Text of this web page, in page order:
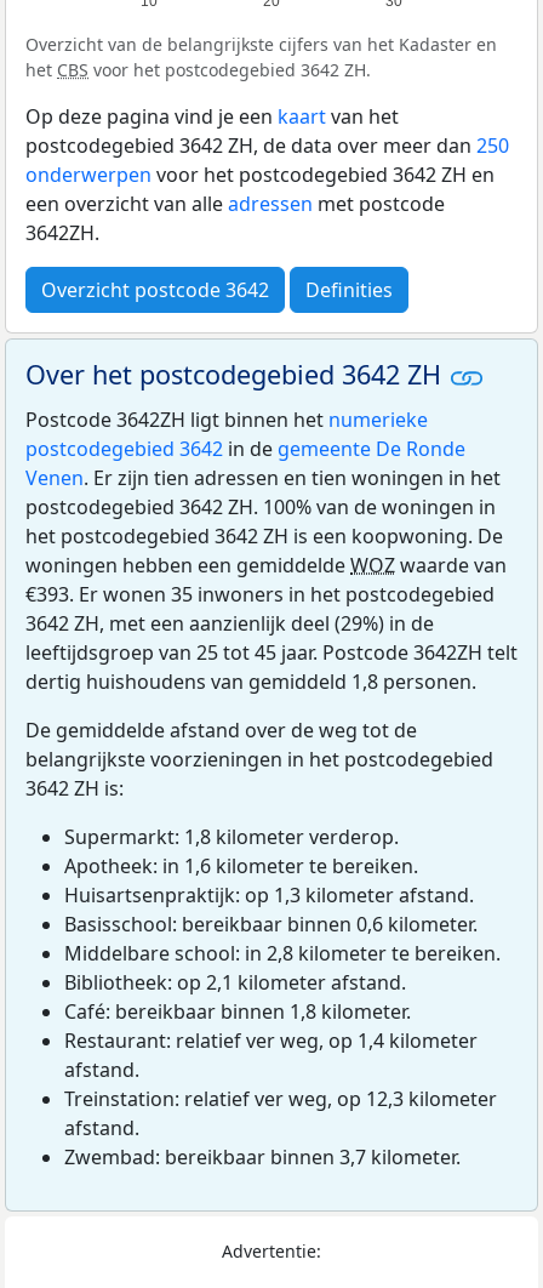
Overzicht van de belangrijkste cijfers van het Kadaster en
het CBS voor het postcodegebied 3642 ZH.
Op deze pagina vind je een kaartvan het
postcodegebied 3642 ZH, de data over meer dan 250
onderwerpen voor het postcodegebied 3642 ZH en
een overzicht van alleadressen met postcode
3642ZH.
Overzicht postcode 3642 Definities
Over het postcodegebied 3642 ZH
Postcode 3642ZH ligt binnen het numerieke
postcodegebied 3642 in de gemeente De Ronde
Venen. Er zijn tien adressen en tien woningen in het
postcodegebied 3642 ZH. 100% van de woningen in
het postcodegebied 3642 ZH is een koopwoning. De
woningen hebben een gemiddeldeWOZwaarde van
€393. Er wonen 35 inwoners in het postcodegebied
3642 ZH, met een aanzienlijk deel (29%) in de
leeftijdsgroep van 25 tot 45 jaar. Postcode 3642ZH telt
dertig huishoudens van gemiddeld 1,8 personen.
De gemiddelde afstand over de weg tot de
belangrijkste voorzieningen in het postcodegebied
3642 ZH is:
Supermarkt: 1,8 kilometer verderop.
Apotheek: in 1,6 kilometer te bereiken.
Huisartsenpraktijk: op 1,3 kilometer afstand.
Basisschool: bereikbaar binnen 0,6 kilometer.
Middelbare school: in 2,8 kilometer te bereiken.
Bibliotheek: op 2,1 kilometer afstand.
Café: bereikbaar binnen 1,8 kilometer.
Restaurant: relatief ver weg, op 1,4 kilometer
afstand.
Treinstation: relatief ver weg, op 12,3 kilometer
afstand.
Zwembad: bereikbaar binnen 3,7 kilometer.
Advertentie: